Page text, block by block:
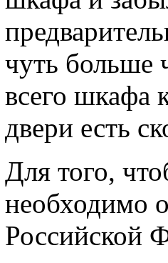
чуть больше
всего шкафа
двери есть
Для того,
необходимо
Российской